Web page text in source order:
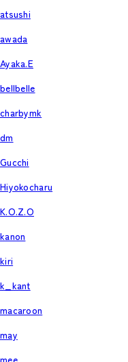
atsushi
awada
Ayaka.E
bellbelle
charbymk
dm
Gucchi
Hiyokocharu
K.O.Z.O
kanon
kiri
k_kant
macaroon
may
mee